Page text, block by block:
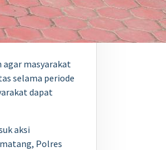
agar masyarakat
selama periode
dapat
aksi
Polres